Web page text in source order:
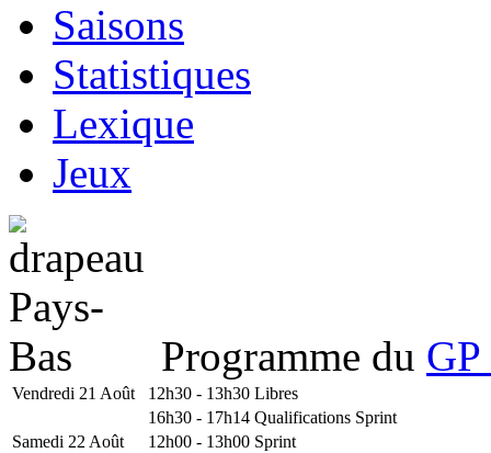
Saisons
Statistiques
Lexique
Jeux
Programme du
Vendredi 21 Août 12h30 - 13h30 Libres
16h30 - 17h14 Qualifications Sprint
Samedi 22 Août
12h00 - 13h00 Sprint